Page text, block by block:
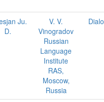
Ju.
D.
V. V.
Vinogradov
Russian
Language
Institute
RAS,
Moscow,
Russia